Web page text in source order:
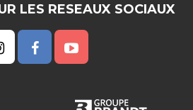
LES RESEAUX SOCIAUX